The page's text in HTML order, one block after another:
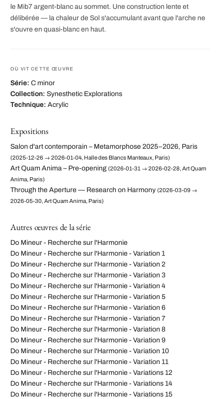
le Mib7 argent-blanc au sommet. Une construction lente et
délibérée — la chaleur de Sol s'accumulant avant que l'arche ne
s'ouvre en quasi-blanc en haut.
OÙ VIT CETTE ŒUVRE
Série: C minor
Collection: Synesthetic Explorations
Technique: Acrylic
Expositions
Salon d'art contemporain – Metamorphose 2025–2026, Paris
(2025-12-26 → 2026-01-04, Halle des Blancs Manteaux, Paris)
Art Quam Anima – Pre-opening (2026-01-31 → 2026-02-28, Art Quam
Anima, Paris)
Through the Aperture — Research on Harmony (2026-03-09 →
2026-05-30, Art Quam Anima, Paris)
Autres œuvres de la série
Do Mineur - Recherche sur l'Harmonie
Do Mineur - Recherche sur l'Harmonie - Variation 1
Do Mineur - Recherche sur l'Harmonie - Variation 2
Do Mineur - Recherche sur l'Harmonie - Variation 3
Do Mineur - Recherche sur l'Harmonie - Variation 4
Do Mineur - Recherche sur l'Harmonie - Variation 5
Do Mineur - Recherche sur l'Harmonie - Variation 6
Do Mineur - Recherche sur l'Harmonie - Variation 7
Do Mineur - Recherche sur l'Harmonie - Variation 8
Do Mineur - Recherche sur l'Harmonie - Variation 9
Do Mineur - Recherche sur l'Harmonie - Variation 10
Do Mineur - Recherche sur l'Harmonie - Variation 11
Do Mineur - Recherche sur l'Harmonie - Variations 12
Do Mineur - Recherche sur l'Harmonie - Variations 14
Do Mineur - Recherche sur l'Harmonie - Variations 15